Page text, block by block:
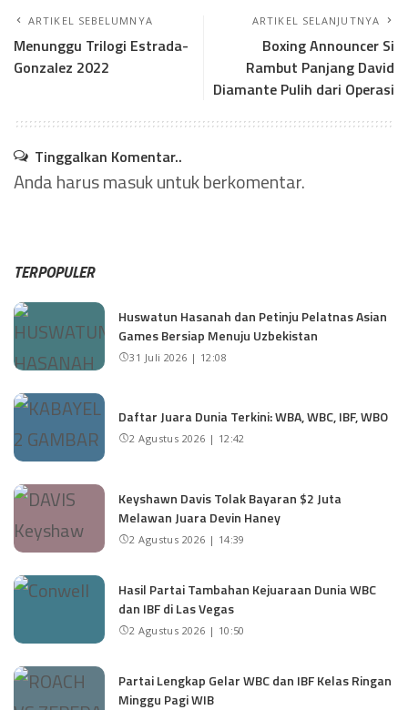
ARTIKEL SEBELUMNYA
Menunggu Trilogi Estrada-
Gonzalez 2022
ARTIKEL SELANJUTNYA
Boxing Announcer Si
Rambut Panjang David
Diamante Pulih dari Operasi
Tinggalkan Komentar..
Anda harusmasukuntuk berkomentar.
TERPOPULER
Huswatun Hasanah dan Petinju Pelatnas Asian
Games Bersiap Menuju Uzbekistan
31 Juli 2026 | 12:08
Daftar Juara Dunia Terkini: WBA, WBC, IBF, WBO
2 Agustus 2026 | 12:42
Keyshawn Davis Tolak Bayaran $2 Juta
Melawan Juara Devin Haney
2 Agustus 2026 | 14:39
Hasil Partai Tambahan Kejuaraan Dunia WBC
dan IBF di Las Vegas
2 Agustus 2026 | 10:50
Partai Lengkap Gelar WBC dan IBF Kelas Ringan
Minggu Pagi WIB